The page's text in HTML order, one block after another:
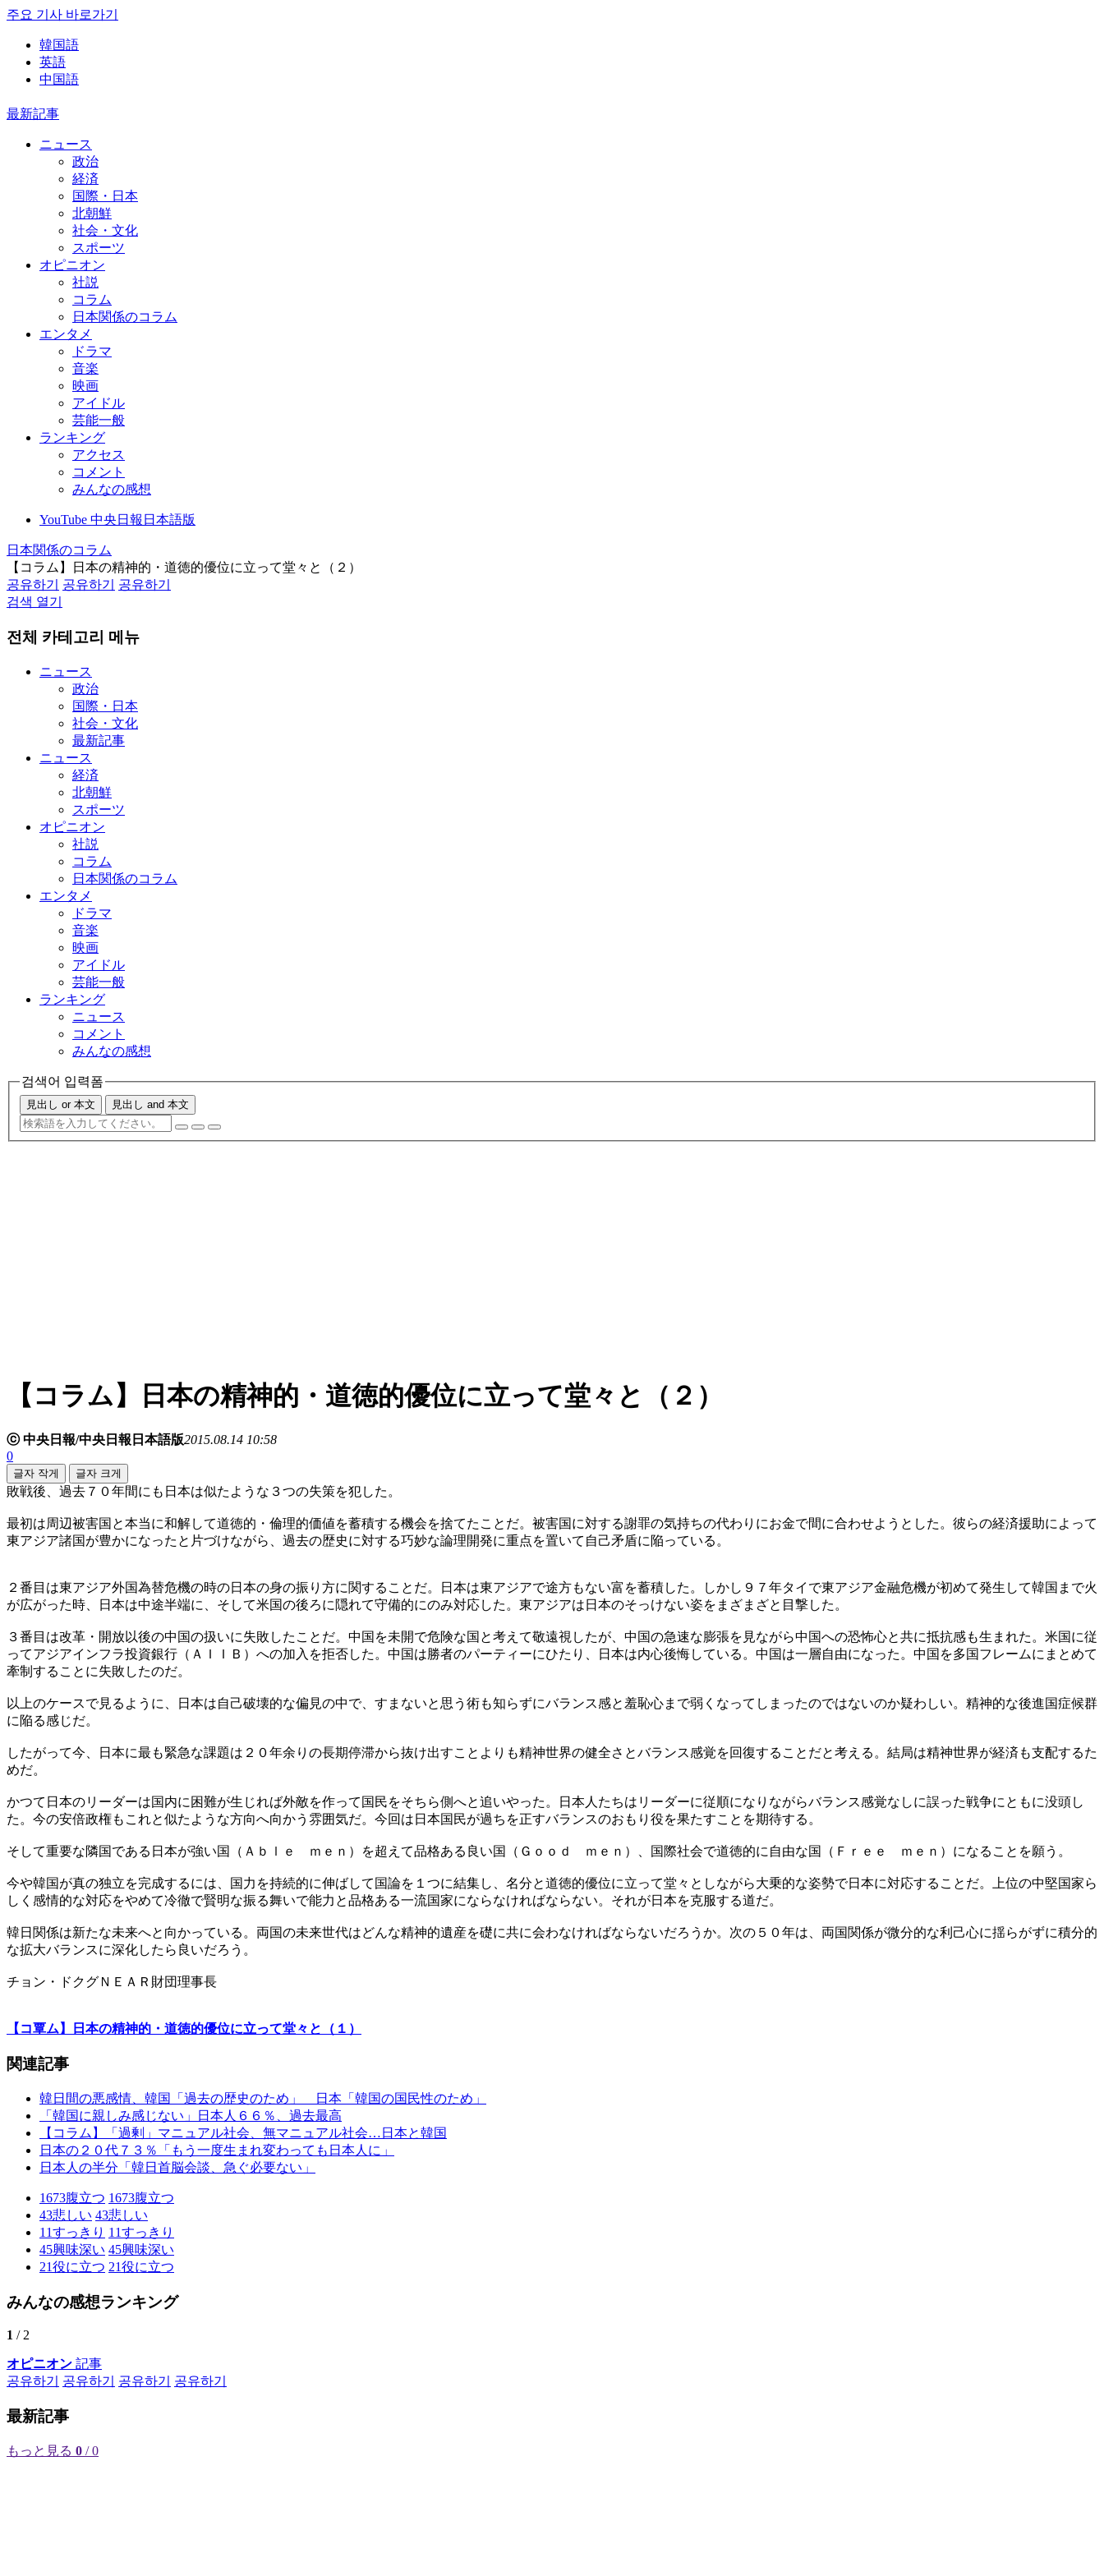
주요 기사 바로가기
韓国語
英語
中国語
最新記事
ニュース
政治
経済
国際・日本
北朝鮮
社会・文化
スポーツ
オピニオン
社説
コラム
日本関係のコラム
エンタメ
ドラマ
音楽
映画
アイドル
芸能一般
ランキング
アクセス
コメント
みんなの感想
YouTube 中央日報日本語版
日本関係のコラム
【コラム】日本の精神的・道徳的優位に立って堂々と（２）
공유하기
공유하기
공유하기
검색 열기
전체 카테고리 메뉴
ニュース
政治
国際・日本
社会・文化
最新記事
ニュース
経済
北朝鮮
スポーツ
オピニオン
社説
コラム
日本関係のコラム
エンタメ
ドラマ
音楽
映画
アイドル
芸能一般
ランキング
ニュース
コメント
みんなの感想
검색어 입력폼
見出し or 本文 見出し and 本文
【コラム】日本の精神的・道徳的優位に立って堂々と（２）
ⓒ 中央日報/中央日報日本語版2015.08.14 10:58
0
글자 작게 글자 크게
敗戦後、過去７０年間にも日本は似たような３つの失策を犯した。
最初は周辺被害国と本当に和解して道徳的・倫理的価値を蓄積する機会を捨てたことだ。被害国に対する謝罪の気持ちの代わりにお金で間に合わせようとした。彼らの経済援助によって
東アジア諸国が豊かになったと片づけながら、過去の歴史に対する巧妙な論理開発に重点を置いて自己矛盾に陥っている。
２番目は東アジア外国為替危機の時の日本の身の振り方に関することだ。日本は東アジアで途方もない富を蓄積した。しかし９７年タイで東アジア金融危機が初めて発生して韓国まで火
が広がった時、日本は中途半端に、そして米国の後ろに隠れて守備的にのみ対応した。東アジアは日本のそっけない姿をまざまざと目撃した。
３番目は改革・開放以後の中国の扱いに失敗したことだ。中国を未開で危険な国と考えて敬遠視したが、中国の急速な膨張を見ながら中国への恐怖心と共に抵抗感も生まれた。米国に従
ってアジアインフラ投資銀行（ＡＩＩＢ）への加入を拒否した。中国は勝者のパーティーにひたり、日本は内心後悔している。中国は一層自由になった。中国を多国フレームにまとめて
牽制することに失敗したのだ。
以上のケースで見るように、日本は自己破壊的な偏見の中で、すまないと思う術も知らずにバランス感と羞恥心まで弱くなってしまったのではないのか疑わしい。精神的な後進国症候群
に陥る感じだ。
したがって今、日本に最も緊急な課題は２０年余りの長期停滞から抜け出すことよりも精神世界の健全さとバランス感覚を回復することだと考える。結局は精神世界が経済も支配するた
めだ。
かつて日本のリーダーは国内に困難が生じれば外敵を作って国民をそちら側へと追いやった。日本人たちはリーダーに従順になりながらバランス感覚なしに誤った戦争にともに没頭し
た。今の安倍政権もこれと似たような方向へ向かう雰囲気だ。今回は日本国民が過ちを正すバランスのおもり役を果たすことを期待する。
そして重要な隣国である日本が強い国（Ａｂｌｅ ｍｅｎ）を超えて品格ある良い国（Ｇｏｏｄ ｍｅｎ）、国際社会で道徳的に自由な国（Ｆｒｅｅ ｍｅｎ）になることを願う。
今や韓国が真の独立を完成するには、国力を持続的に伸ばして国論を１つに結集し、名分と道徳的優位に立って堂々としながら大乗的な姿勢で日本に対応することだ。上位の中堅国家ら
しく感情的な対応をやめて冷徹で賢明な振る舞いで能力と品格ある一流国家にならなければならない。それが日本を克服する道だ。
韓日関係は新たな未来へと向かっている。両国の未来世代はどんな精神的遺産を礎に共に会わなければならないだろうか。次の５０年は、両国関係が微分的な利己心に揺らがずに積分的
な拡大バランスに深化したら良いだろう。
チョン・ドクグＮＥＡＲ財団理事長
【コ覃ム】日本の精神的・道徳的優位に立って堂々と（１）
関連記事
韓日間の悪感情、韓国「過去の歴史のため」 日本「韓国の国民性のため」
「韓国に親しみ感じない」日本人６６％、過去最高
【コラム】「過剰」マニュアル社会、無マニュアル社会…日本と韓国
日本の２０代７３％「もう一度生まれ変わっても日本人に」
日本人の半分「韓日首脳会談、急ぐ必要ない」
1673腹立つ 1673腹立つ
43悲しい 43悲しい
11すっきり 11すっきり
45興味深い 45興味深い
21役に立つ 21役に立つ
みんなの感想ランキング
1 / 2
オピニオン 記事
공유하기
공유하기 공유하기 공유하기
最新記事
もっと見る 0 / 0